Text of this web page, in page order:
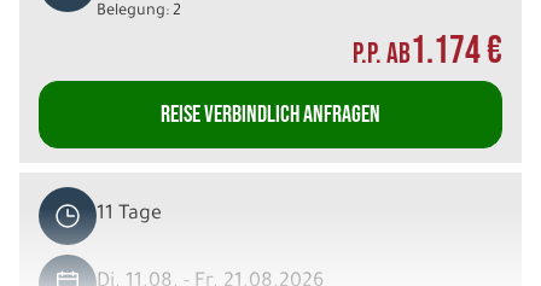
Belegung: 2
P.P. AB1.174 €
REISE VERBINDLICH ANFRAGEN
11 Tage